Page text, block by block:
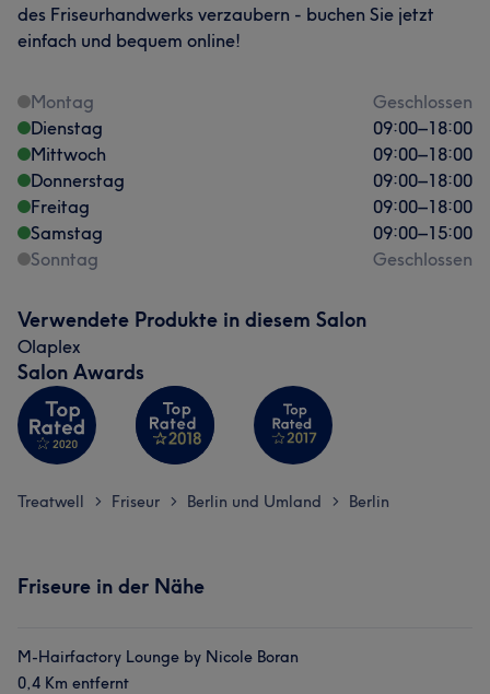
des Friseurhandwerks verzaubern - buchen Sie jetzt
einfach und bequem online!
Montag
Geschlossen
Dienstag
09:00–18:00
Mittwoch
09:00–18:00
Donnerstag
09:00–18:00
Freitag
09:00–18:00
Samstag
09:00–15:00
Sonntag
Geschlossen
Verwendete Produkte in diesem Salon
Olaplex
Salon Awards
Treatwell > Friseur > Berlin und Umland > Berlin
Friseure in der Nähe
M-Hairfactory Lounge by Nicole Boran
0,4 Km entfernt